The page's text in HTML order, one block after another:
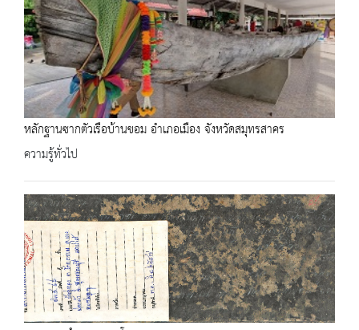
หลักฐานซากตัวเรือบ้านขอม อำเภอเมือง จังหวัดสมุทรสาคร
ความรู้ทั่วไป